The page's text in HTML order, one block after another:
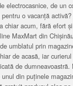
electrocasnice, de un
o vacanță
chiar acum, fără efort
MaxMart din
umblatul prin
de acasă, iar
de dumneavoastră.
din puținele